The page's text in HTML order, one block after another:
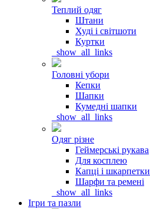
Теплий одяг
Штани
Худі і світшоти
Куртки
_show_all_links
Головні убори
Кепки
Шапки
Кумедні шапки
_show_all_links
Одяг різне
Геймерські рукава
Для косплею
Капці і шкарпетки
Шарфи та ремені
_show_all_links
Ігри та пазли